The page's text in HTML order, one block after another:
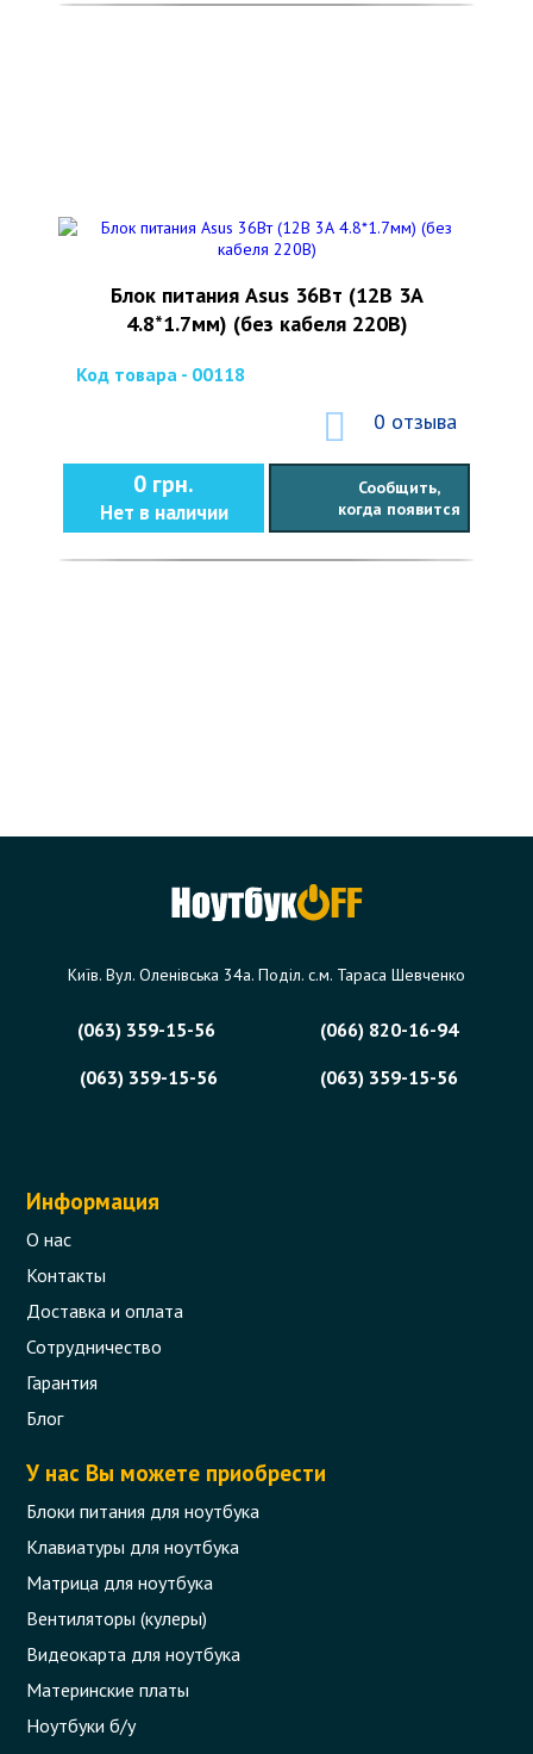
Блок питания Asus 36Вт (12В 3А
4.8*1.7мм) (без кабеля 220В)
Код товара - 00118
0 отзыва
0 грн.
Нет в наличии
Сообщить,
когда появится
Київ. Вул. Оленівська 34а. Поділ. с.м. Тараса Шевченко
(063) 359-15-56
(066) 820-16-94
(063) 359-15-56
(063) 359-15-56
Информация
О нас
Контакты
Доставка и оплата
Сотрудничество
Гарантия
Блог
У нас Вы можете приобрести
Блоки питания для ноутбука
Клавиатуры для ноутбука
Матрица для ноутбука
Вентиляторы (кулеры)
Видеокарта для ноутбука
Материнские платы
Ноутбуки б/у